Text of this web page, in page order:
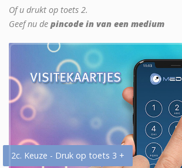
Of u drukt op toets 2.
Geef nu de pincode in van een medium
2c. Keuze - Druk op toets 3 +